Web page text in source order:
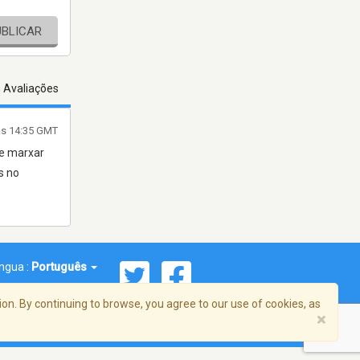
Avaliações
marxar
no
14:35 GMT
: Português
By continuing to browse, you agree to our use of cookies, as
×